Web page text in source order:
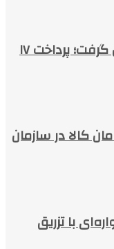
زیست‌بوم فناوری در ۱۴۰۳ جان گرفت؛ پرداخت ۱۷
تومان کالا در سازمان
با تزریق